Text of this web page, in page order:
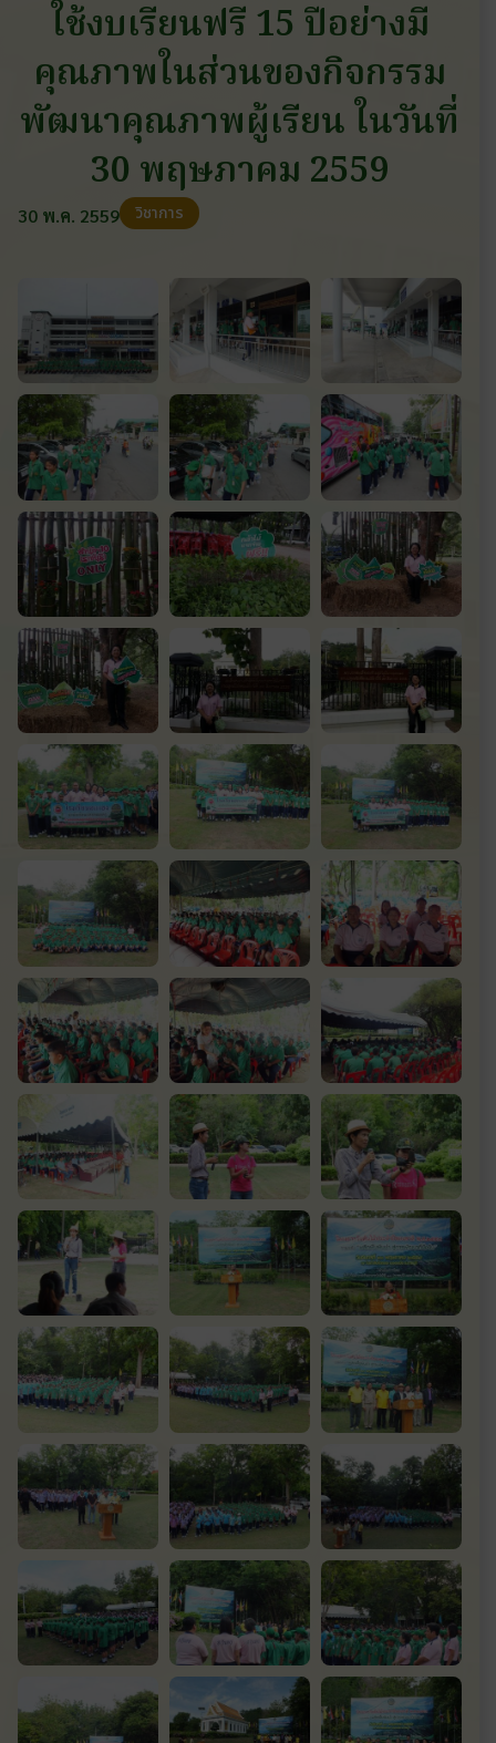
ใช้งบเรียนฟรี 15 ปีอย่างมี
คุณภาพในส่วนของกิจกรรม
พัฒนาคุณภาพผู้เรียน ในวันที่
30 พฤษภาคม 2559
30 พ.ค. 2559 วิชาการ